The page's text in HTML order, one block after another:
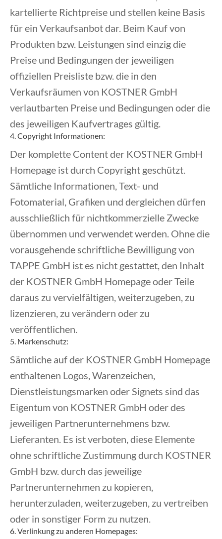
kartellierte Richtpreise und stellen keine Basis
für ein Verkaufsanbot dar. Beim Kauf von
Produkten bzw. Leistungen sind einzig die
Preise und Bedingungen der jeweiligen
offiziellen Preisliste bzw. die in den
Verkaufsräumen von KOSTNER GmbH
verlautbarten Preise und Bedingungen oder die
des jeweiligen Kaufvertrages gültig.
4. Copyright Informationen:
Der komplette Content der KOSTNER GmbH
Homepage ist durch Copyright geschützt.
Sämtliche Informationen, Text- und
Fotomaterial, Grafiken und dergleichen dürfen
ausschließlich für nichtkommerzielle Zwecke
übernommen und verwendet werden. Ohne die
vorausgehende schriftliche Bewilligung von
TAPPE GmbH ist es nicht gestattet, den Inhalt
der KOSTNER GmbH Homepage oder Teile
daraus zu vervielfältigen, weiterzugeben, zu
lizenzieren, zu verändern oder zu
veröffentlichen.
5. Markenschutz:
Sämtliche auf der KOSTNER GmbH Homepage
enthaltenen Logos, Warenzeichen,
Dienstleistungsmarken oder Signets sind das
Eigentum von KOSTNER GmbH oder des
jeweiligen Partnerunternehmens bzw.
Lieferanten. Es ist verboten, diese Elemente
ohne schriftliche Zustimmung durch KOSTNER
GmbH bzw. durch das jeweilige
Partnerunternehmen zu kopieren,
herunterzuladen, weiterzugeben, zu vertreiben
oder in sonstiger Form zu nutzen.
6. Verlinkung zu anderen Homepages: